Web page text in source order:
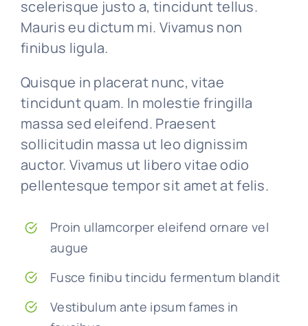
scelerisque justo a, tincidunt tellus.
Mauris eu dictum mi. Vivamus non
finibus ligula.
Quisque in placerat nunc, vitae
tincidunt quam. In molestie fringilla
massa sed eleifend. Praesent
sollicitudin massa ut leo dignissim
auctor. Vivamus ut libero vitae odio
pellentesque tempor sit amet at felis.
Proin ullamcorper eleifend ornare vel
augue
Fusce finibu tincidu fermentum blandit
Vestibulum ante ipsum fames in